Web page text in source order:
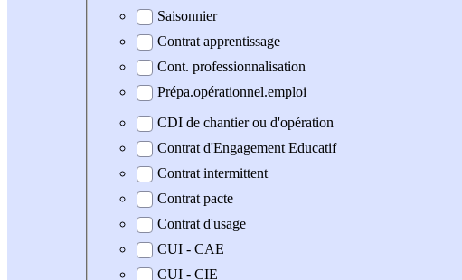
Saisonnier
Contrat apprentissage
Cont. professionnalisation
Prépa.opérationnel.emploi
CDI de chantier ou d'opération
Contrat d'Engagement Educatif
Contrat intermittent
Contrat pacte
Contrat d'usage
CUI - CAE
CUI - CIE